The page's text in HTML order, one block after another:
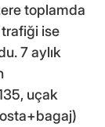
toplamda
ise
7 aylık
uçak